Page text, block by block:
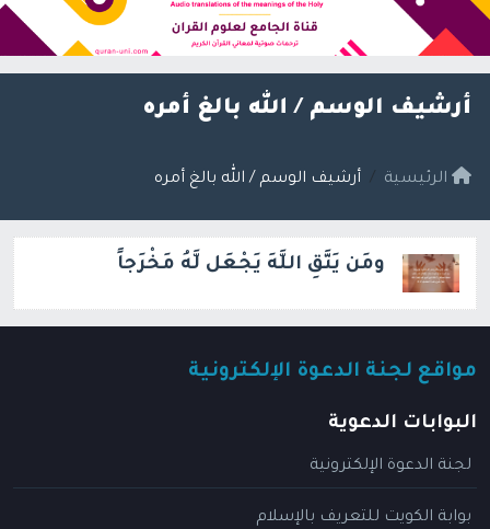
أرشيف الوسم / الله بالغ أمره
الرئيسية أرشيف الوسم / الله بالغ أمره
ومَن يَتَّقِ اللَّهَ يَجْعَل لَّهُ مَخْرَجاً
مواقع لجنة الدعوة الإلكترونية
البوابات الدعوية
لجنة الدعوة الإلكترونية
بوابة الكويت للتعريف بالإسلام